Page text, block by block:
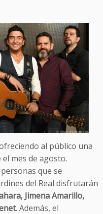
al público una
mes de agosto.
que se
del Real disfrutarán
Jimena Amarillo,
. Además, el